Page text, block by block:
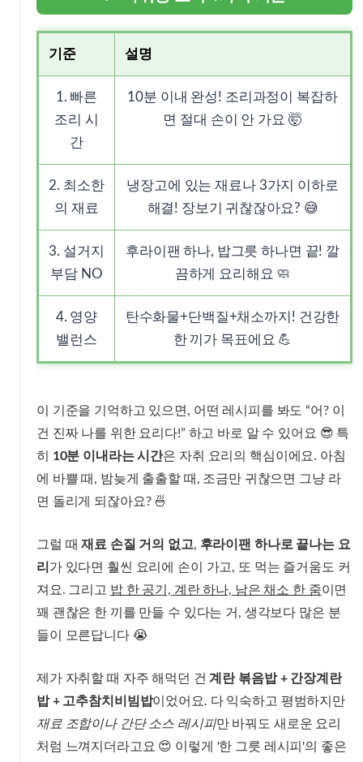
기준 설명
1. 빠른
조리 시
간
10분 이내 완성! 조리과정이 복잡하
면 절대 손이 안 가요 🤯
2. 최소한
의 재료
냉장고에 있는 재료나 3가지 이하로
해결! 장보기 귀찮잖아요? 😅
3. 설거지
부담 NO
후라이팬 하나, 밥그릇 하나면 끝! 깔
끔하게 요리해요 🧼
4. 영양
밸런스
탄수화물+단백질+채소까지! 건강한
한 끼가 목표에요 💪
이 기준을 기억하고 있으면, 어떤 레시피를 봐도 “어? 이
건 진짜 나를 위한 요리다!” 하고 바로 알 수 있어요 😎 특
히 10분 이내라는 시간은 자취 요리의 핵심이에요. 아침
에 바쁠 때, 밤늦게 출출할 때, 조금만 귀찮으면 그냥 라
면 돌리게 되잖아요? 🍜
그럴 때재료 손질 거의 없고, 후라이팬 하나로 끝나는 요
리 가 있다면 훨씬 요리에 손이 가고, 또 먹는 즐거움도 커
져요. 그리고 밥 한 공기, 계란 하나, 남은 채소 한 줌이면
꽤 괜찮은 한 끼를 만들 수 있다는 거, 생각보다 많은 분
들이 모른답니다 😭
제가 자취할 때 자주 해먹던 건계란 볶음밥 + 간장계란
밥 + 고추참치비빔밥이었어요. 다 익숙하고 평범하지만
재료 조합이나 간단 소스 레시피만 바꿔도 새로운 요리
처럼 느껴지더라고요 😍 이렇게 '한 그릇 레시피'의 좋은